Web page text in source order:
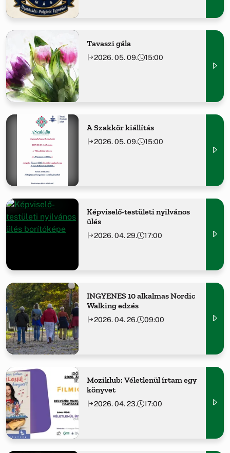
Tavaszi gála
2026. 05. 09. 15:00
A Szakkör kiállítás
2026. 05. 09. 15:00
Képviselő-testületi nyilvános
ülés
2026. 04. 29. 17:00
INGYENES 10 alkalmas Nordic
Walking edzés
2026. 04. 26. 09:00
Moziklub: Véletlenül írtam egy
könyvet
2026. 04. 23. 17:00